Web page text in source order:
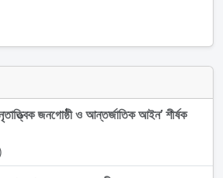
জনগোষ্ঠী ও আন্তর্জাতিক আইন’ শীর্ষক